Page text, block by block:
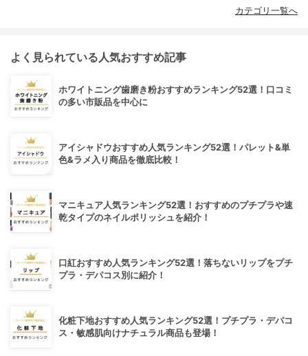
カテゴリ一覧へ
よく見られている人気おすすめ記事
ホワイトニング歯磨き粉おすすめランキング52選！口コミ
の多い市販品を中心に
アイシャドウおすすめ人気ランキング52選！パレット&単
色&ラメ入り商品を徹底比較！
マニキュア人気ランキング52選！おすすめのプチプラや速
乾タイプのネイルポリッシュを紹介！
口紅おすすめ人気ランキング52選！落ちないリップをプチ
プラ・デパコス別に紹介！
化粧下地おすすめ人気ランキング52選！プチプラ・デパコ
ス・敏感肌向けナチュラル商品も登場！